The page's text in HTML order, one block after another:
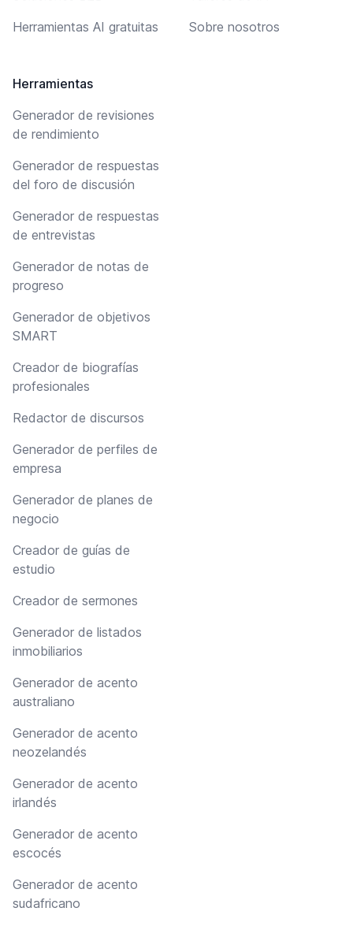
Herramientas AI gratuitas
Herramientas
Generador de revisiones
de rendimiento
Generador de respuestas
del foro de discusión
Generador de respuestas
de entrevistas
Generador de notas de
progreso
Generador de objetivos
SMART
Creador de biografías
profesionales
Redactor de discursos
Generador de perfiles de
empresa
Generador de planes de
negocio
Creador de guías de
estudio
Creador de sermones
Generador de listados
inmobiliarios
Generador de acento
australiano
Generador de acento
neozelandés
Generador de acento
irlandés
Generador de acento
escocés
Generador de acento
sudafricano
Sobre nosotros